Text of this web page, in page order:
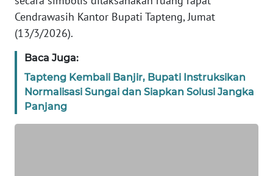
Cendrawasih Kantor Bupati Tapteng, Jumat
(13/3/2026).
Baca Juga:
Tapteng Kembali Banjir, Bupati Instruksikan
Normalisasi Sungai dan Siapkan Solusi Jangka
Panjang
Wahana
News
WN
SUMUT
WN